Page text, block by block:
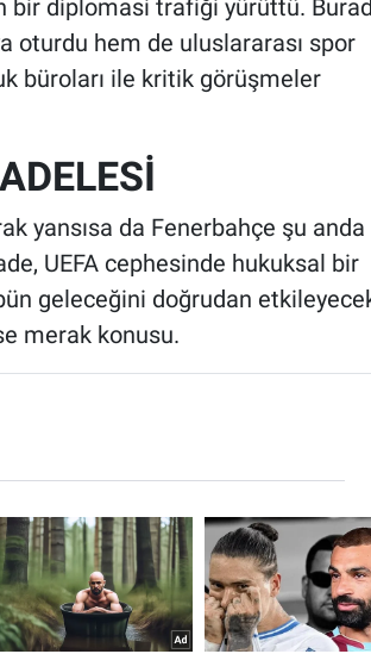
bir diplomasi trafiği yürüttü.
oturdu hem de uluslararası spor
büroları ile kritik görüşmeler
yansısa da Fenerbahçe şu anda
UEFA cephesinde hukuksal bir
geleceğini doğrudan
merak konusu.